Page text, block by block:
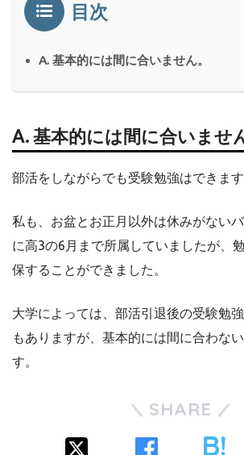
目次
A. 基本的には間に合いません。
A. 基本的には間に合いませ
部活をしながらでも受験勉強はできます
私も、お盆とお正月以外は休みがない
に高3の6月まで所属していましたが、
保することができました。
大学によっては、部活引退後の受験勉
もありますが、基本的には間に合わな
す。
SHARE